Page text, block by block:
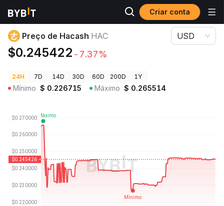
Criar conta
Preços de Criptomoedas Preço de Hacash HAC
Preço de Hacash HAC
$0.245422 -7.37%
USD
24H 7D 14D 30D 60D 200D 1Y
Mínimo $ 0.226715 Máximo $ 0.265514